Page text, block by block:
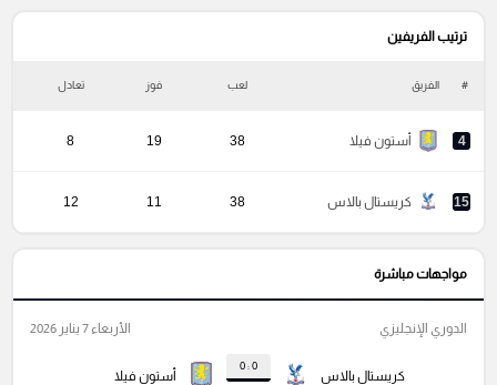
ترتيب الفريفين
# الفريق لعب فوز تعادل
4 أستون فيلا 38
19
8
15 كريستال بالاس 38
11
12
مواجهات مباشرة
كريستال بالاس
0 : 0
أستون فيلا
الدوري الإنجليزي الأربعاء 7 يناير 2026